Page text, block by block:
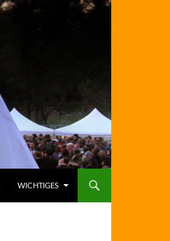
WICHTIGES